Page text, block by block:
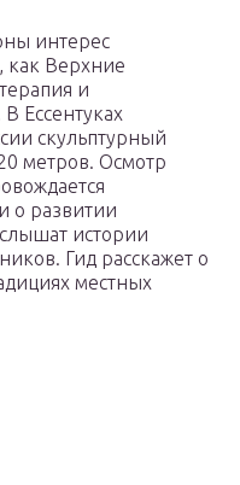
интерес
как Верхние
и
Ессентуках
скульптурный
метров. Осмотр
о развитии
истории
Гид расскажет о
местных